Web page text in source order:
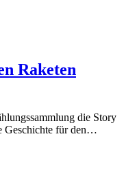
Raketen
die Story
Geschichte für den…